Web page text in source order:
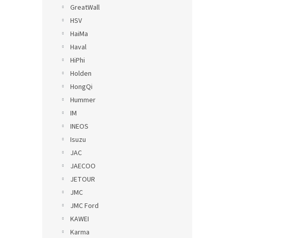
GreatWall
HSV
HaiMa
Haval
HiPhi
Holden
HongQi
Hummer
IM
INEOS
Isuzu
JAC
JAECOO
JETOUR
JMC
JMC Ford
KAWEI
Karma